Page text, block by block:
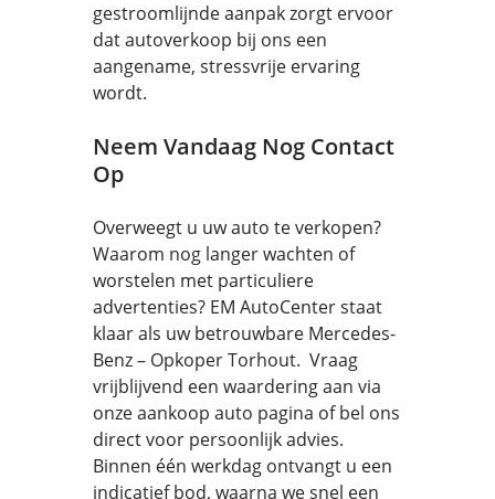
gestroomlijnde aanpak zorgt ervoor
dat autoverkoop bij ons een
aangename, stressvrije ervaring
wordt.
Neem Vandaag Nog Contact
Op
Overweegt u uw auto te verkopen?
Waarom nog langer wachten of
worstelen met particuliere
advertenties? EM AutoCenter staat
klaar als uw betrouwbare Mercedes-
Benz – Opkoper Torhout. Vraag
vrijblijvend een waardering aan via
onze aankoop auto pagina of bel ons
direct voor persoonlijk advies.
Binnen één werkdag ontvangt u een
indicatief bod, waarna we snel een